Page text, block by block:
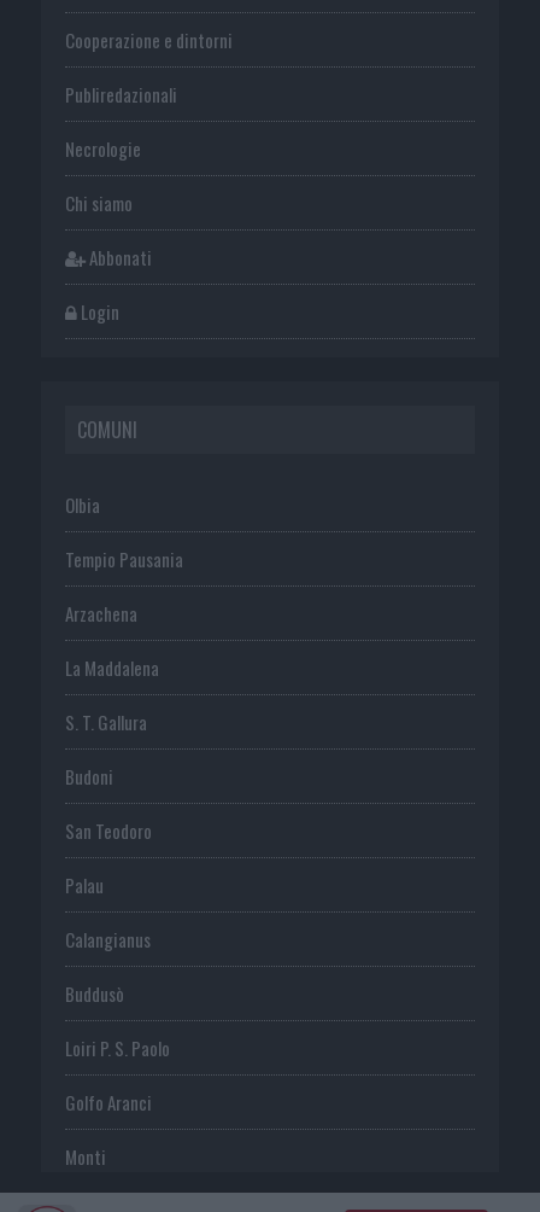
Cooperazione e dintorni
Publiredazionali
Necrologie
Chi siamo
Abbonati
Login
COMUNI
Olbia
Tempio Pausania
Arzachena
La Maddalena
S. T. Gallura
Budoni
San Teodoro
Palau
Calangianus
Buddusò
Loiri P. S. Paolo
Golfo Aranci
Monti